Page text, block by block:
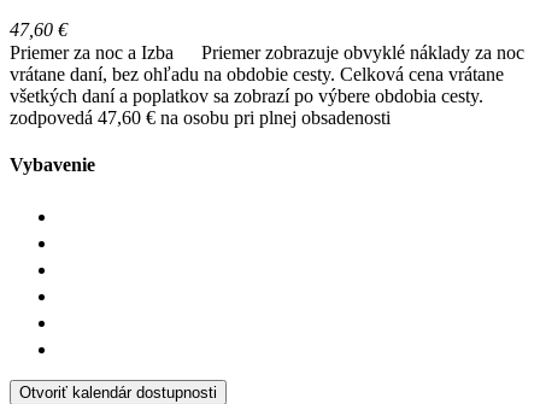
47,60 €
Priemer za noc a Izba
Priemer zobrazuje obvyklé náklady za noc
vrátane daní, bez ohľadu na obdobie cesty. Celková cena vrátane
všetkých daní a poplatkov sa zobrazí po výbere obdobia cesty.
zodpovedá 47,60 € na osobu pri plnej obsadenosti
Vybavenie
Otvoriť kalendár dostupnosti